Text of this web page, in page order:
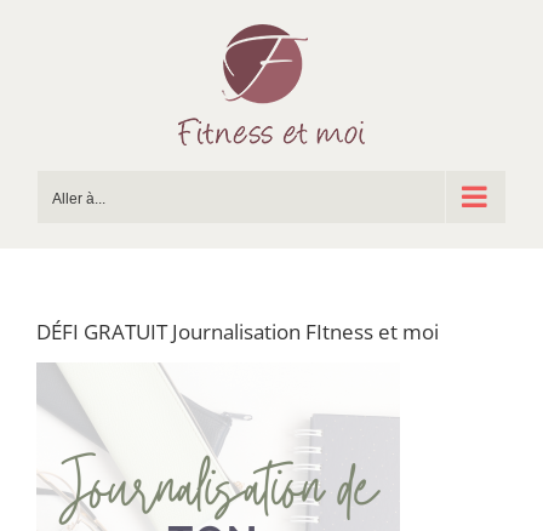
Aller à...
DÉFI GRATUIT Journalisation FItness et moi